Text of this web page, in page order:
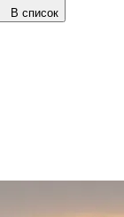
В список